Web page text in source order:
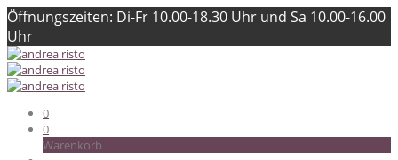
Öffnungszeiten: Di-Fr 10.00-18.30 Uhr und Sa 10.00-16.00
Uhr
0
0
Warenkorb